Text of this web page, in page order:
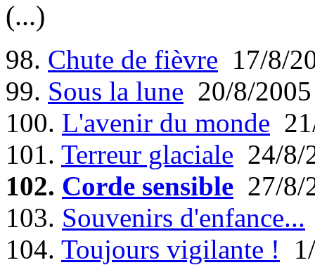
(...)
98. Chute de fièvre 17/8/
99. Sous la lune 20/8/2005
100. L'avenir du monde
101. Terreur glaciale 24/8/
102. Corde sensible 27/8/
103. Souvenirs d'enfance...
104. Toujours vigilante !